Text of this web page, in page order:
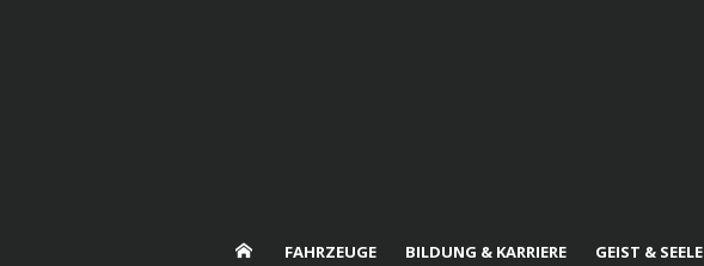
FAHRZEUGE BILDUNG & KARRIERE GEIST & SEELE